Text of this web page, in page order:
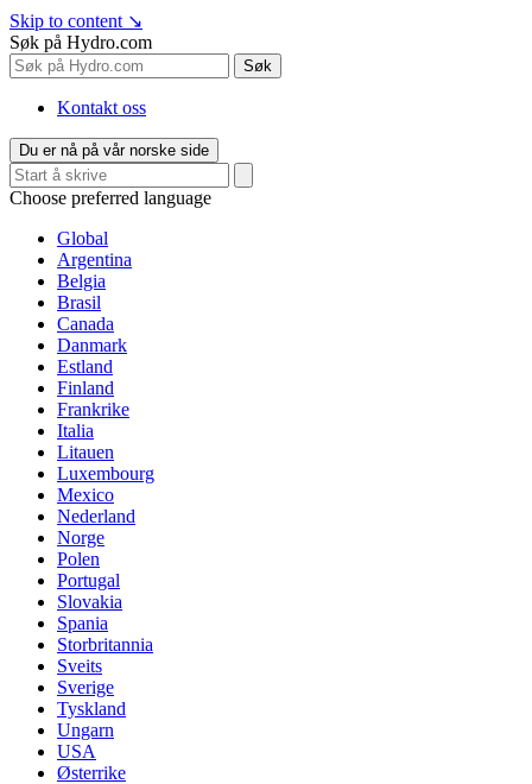
Skip to content ↘
Søk på Hydro.com
Søk
Kontakt oss
Du er nå på vår norske side
Choose preferred language
Global
Argentina
Belgia
Brasil
Canada
Danmark
Estland
Finland
Frankrike
Italia
Litauen
Luxembourg
Mexico
Nederland
Norge
Polen
Portugal
Slovakia
Spania
Storbritannia
Sveits
Sverige
Tyskland
Ungarn
USA
Østerrike